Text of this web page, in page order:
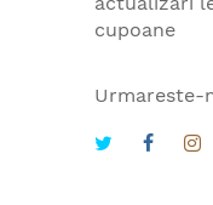
cupoane
Urmareste-